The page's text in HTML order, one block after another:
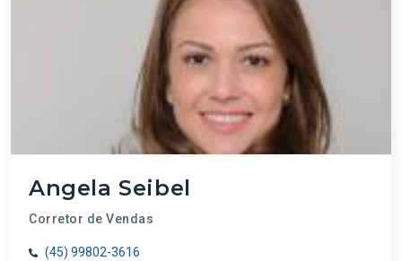
Angela Seibel
Corretor de Vendas
(45) 99802-3616